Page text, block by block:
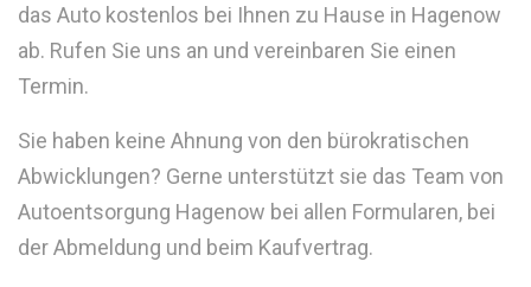
das Auto kostenlos bei Ihnen zu Hause in Hagenow
ab. Rufen Sie uns an und vereinbaren Sie einen
Termin.
Sie haben keine Ahnung von den bürokratischen
Abwicklungen? Gerne unterstützt sie das Team von
Autoentsorgung Hagenow bei allen Formularen, bei
der Abmeldung und beim Kaufvertrag.